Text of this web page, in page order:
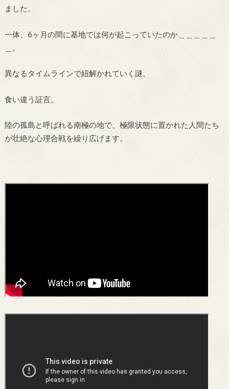
ました。
一体、6ヶ月の間に基地では何が起こっていたのか＿＿＿＿＿
異なるタイムラインで紐解かれていく謎。
食い違う証言。
陸の孤島と呼ばれる南極の地で、極限状態に置かれた人間たち
が壮絶な心理合戦を繰り広げます。